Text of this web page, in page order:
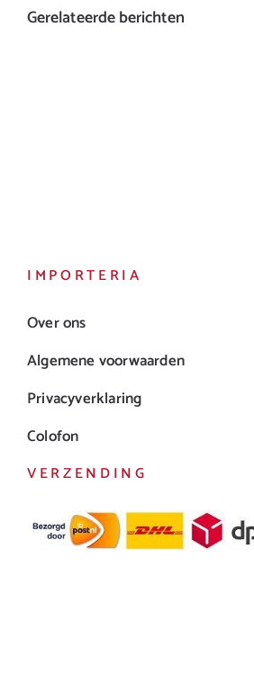
Gerelateerde berichten
IMPORTERIA
Over ons
Algemene voorwaarden
Privacyverklaring
Colofon
VERZENDING